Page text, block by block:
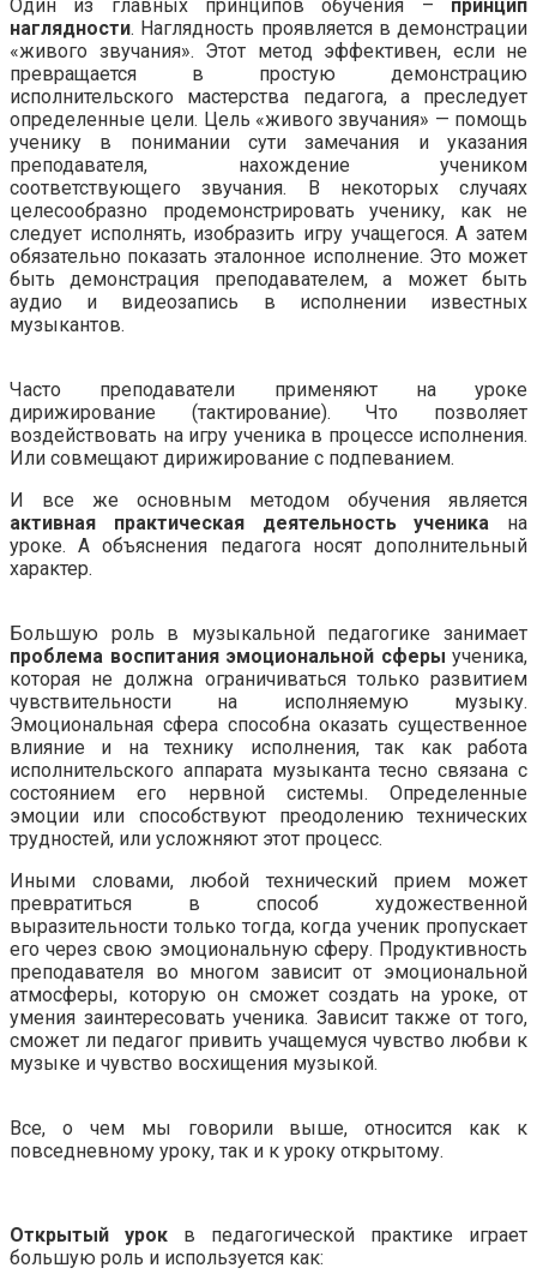
Один из главных принципов обучения – принцип
наглядности. Наглядность проявляется в демонстрации
«живого звучания». Этот метод эффективен, если не
превращается в простую демонстрацию
исполнительского мастерства педагога, а преследует
определенные цели. Цель «живого звучания» — помощь
ученику в понимании сути замечания и указания
преподавателя, нахождение учеником
соответствующего звучания. В некоторых случаях
целесообразно продемонстрировать ученику, как не
следует исполнять, изобразить игру учащегося. А затем
обязательно показать эталонное исполнение. Это может
быть демонстрация преподавателем, а может быть
аудио и видеозапись в исполнении известных
музыкантов.
Часто преподаватели применяют на уроке
дирижирование (тактирование). Что позволяет
воздействовать на игру ученика в процессе исполнения.
Или совмещают дирижирование с подпеванием.
И все же основным методом обучения является
активная практическая деятельность ученика на
уроке. А объяснения педагога носят дополнительный
характер.
Большую роль в музыкальной педагогике занимает
проблема воспитания эмоциональной сферы ученика,
которая не должна ограничиваться только развитием
чувствительности на исполняемую музыку.
Эмоциональная сфера способна оказать существенное
влияние и на технику исполнения, так как работа
исполнительского аппарата музыканта тесно связана с
состоянием его нервной системы. Определенные
эмоции или способствуют преодолению технических
трудностей, или усложняют этот процесс.
Иными словами, любой технический прием может
превратиться в способ художественной
выразительности только тогда, когда ученик пропускает
его через свою эмоциональную сферу. Продуктивность
преподавателя во многом зависит от эмоциональной
атмосферы, которую он сможет создать на уроке, от
умения заинтересовать ученика. Зависит также от того,
сможет ли педагог привить учащемуся чувство любви к
музыке и чувство восхищения музыкой.
Все, о чем мы говорили выше, относится как к
повседневному уроку, так и к уроку открытому.
Открытый урок в педагогической практике играет
большую роль и используется как: